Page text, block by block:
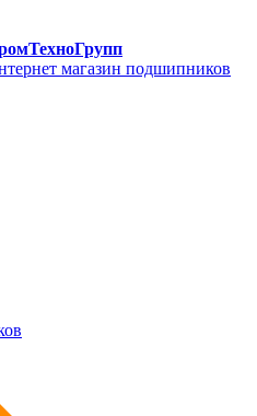
магазин подшипников